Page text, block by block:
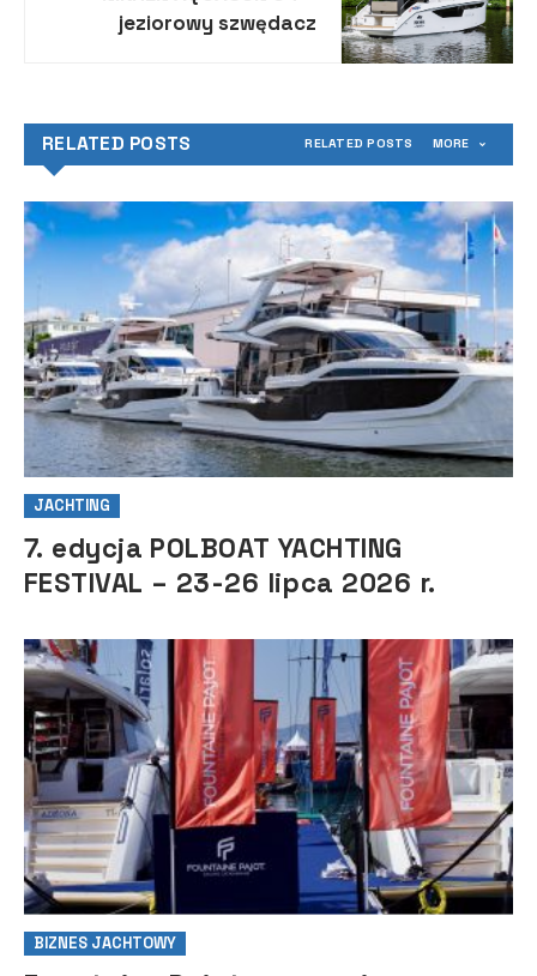
jeziorowy szwędacz
RELATED POSTS RELATED POSTS MORE
JACHTING
7. edycja POLBOAT YACHTING
FESTIVAL – 23-26 lipca 2026 r.
BIZNES JACHTOWY